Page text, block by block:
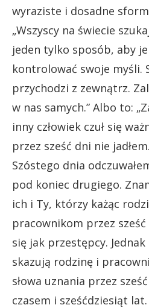
wyraziste i dosadne
„Wszyscy na świecie
jeden tylko sposób, aby
kontrolować swoje myśli.
przychodzi z zewnątrz.
w nas samych.” Albo to:
inny człowiek czuł się
przez sześć dni nie
Szóstego dnia
pod koniec drugiego.
ich i Ty, którzy każąc
pracownikom przez
się jak przestępcy.
skazują rodzinę i
słowa uznania przez
czasem i sześćdziesiąt